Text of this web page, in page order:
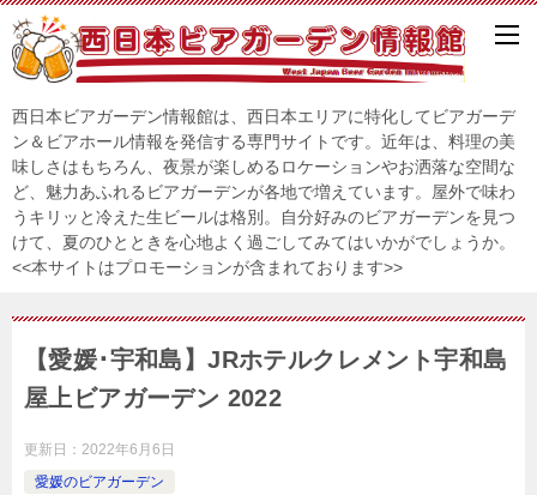
西日本ビアガーデン情報館は、西日本エリアに特化してビアガーデ
ン＆ビアホール情報を発信する専門サイトです。近年は、料理の美
味しさはもちろん、夜景が楽しめるロケーションやお洒落な空間な
ど、魅力あふれるビアガーデンが各地で増えています。屋外で味わ
うキリッと冷えた生ビールは格別。自分好みのビアガーデンを見つ
けて、夏のひとときを心地よく過ごしてみてはいかがでしょうか。
<<本サイトはプロモーションが含まれております>>
【愛媛･宇和島】JRホテルクレメント宇和島
屋上ビアガーデン 2022
更新日： 2022年6月6日
愛媛のビアガーデン